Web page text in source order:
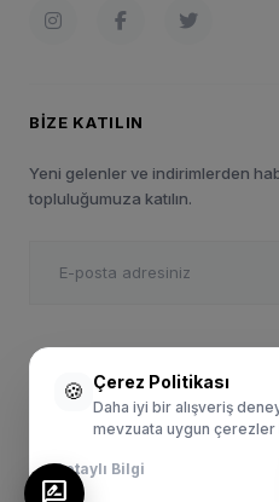
BIZE KATILIN
Yeni gelenler ve indirimlerden
topluluğumuza katılın.
© 2024 Sportie.com.tr.
Gizlilik Politikası
Satış
🍪 Çerez Politikası
Daha iyi bir alışveriş
mevzuata uygun çerezler
Detaylı Bilgi
rate_review